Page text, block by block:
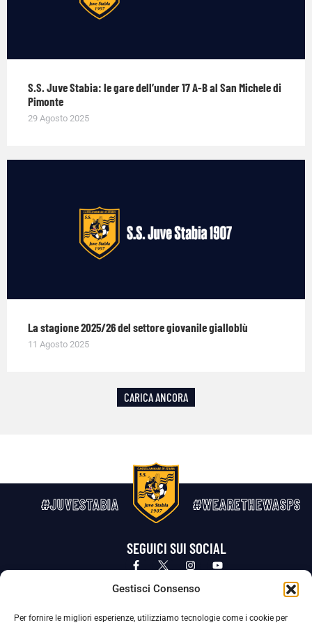
Gestisci Consenso
Per fornire le migliori esperienze, utilizziamo tecnologie come i cookie per
S.S. Juve Stabia: le gare dell’under 17 A-B al San Michele di
Pimonte
29 Agosto 2025
La stagione 2025/26 del settore giovanile gialloblù
11 Agosto 2025
CARICA ANCORA
#JUVESTABIA #WEARETHEWASPS
SEGUICI SUI SOCIAL
Privacy Policy Cookie Policy
La Società ha nominato il Responsabile della Protezione dei Dati Personali (DPO), figura specializzata che vigila sulle modalità